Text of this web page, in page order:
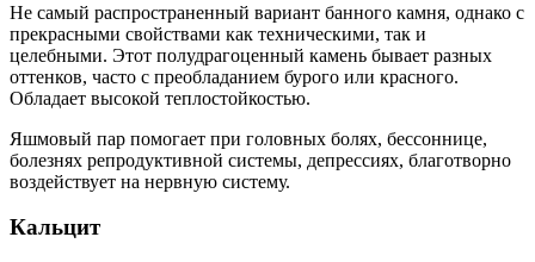
Не самый распространенный вариант банного камня, однако с
прекрасными свойствами как техническими, так и
целебными. Этот полудрагоценный камень бывает разных
оттенков, часто с преобладанием бурого или красного.
Обладает высокой теплостойкостью.
Яшмовый пар помогает при головных болях, бессоннице,
болезнях репродуктивной системы, депрессиях, благотворно
воздействует на нервную систему.
Кальцит